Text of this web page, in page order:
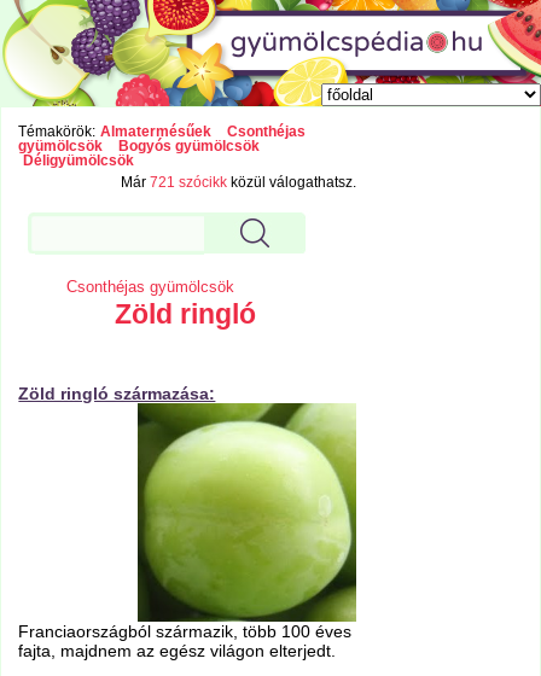
Témakörök: Almatermésűek
Csonthéjas
gyümölcsök
Bogyós gyümölcsök
Déligyümölcsök
Már721 szócikk közül válogathatsz.
Csonthéjas gyümölcsök
Zöld ringló
Zöld ringló származása:
Franciaországból származik, több 100 éves
fajta, majdnem az egész világon elterjedt.